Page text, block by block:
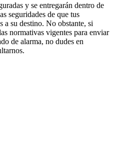
y se entregarán dentro de
seguridades de que tus
a su destino. No obstante, si
normativas vigentes para enviar
de alarma, no dudes en